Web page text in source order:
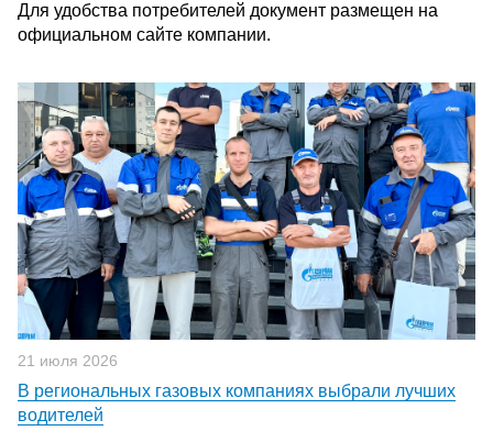
Для удобства потребителей документ размещен на
официальном сайте компании.
21 июля 2026
В региональных газовых компаниях выбрали лучших
водителей